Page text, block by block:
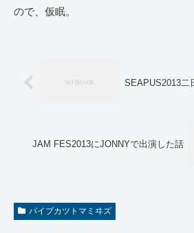
ので、仮眠。
SEAPUS2013二
JAM FES2013にJONNYで出演した話
パイプカツトマミヰズ